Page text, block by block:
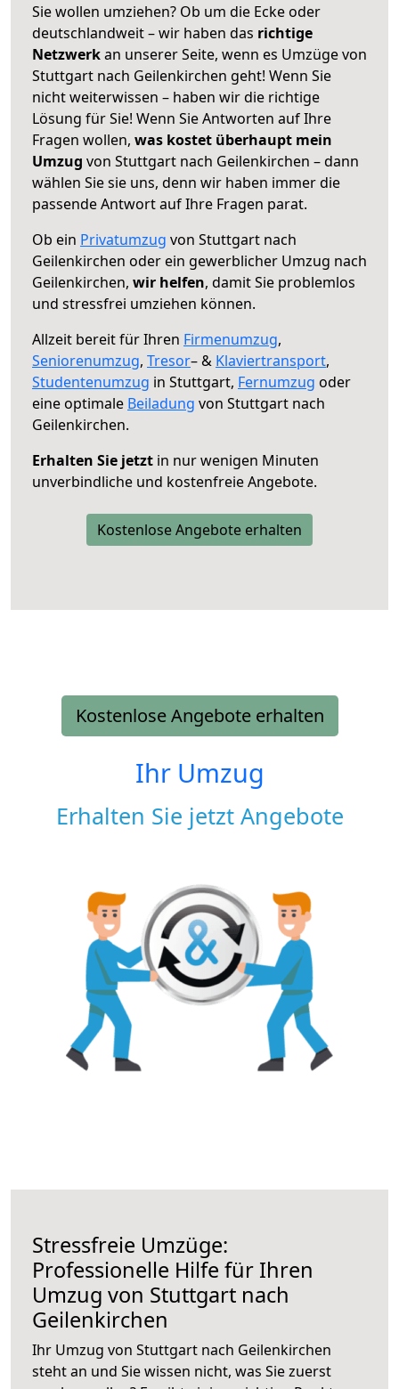
Sie wollen umziehen? Ob um die Ecke oder
deutschlandweit – wir haben das richtige
Netzwerkan unserer Seite, wenn es Umzüge von
Stuttgart nach Geilenkirchen geht! Wenn Sie
nicht weiterwissen – haben wir die richtige
Lösung für Sie! Wenn Sie Antworten auf Ihre
Fragen wollen, was kostet überhaupt mein
Umzug von Stuttgart nach Geilenkirchen – dann
wählen Sie sie uns, denn wir haben immer die
passende Antwort auf Ihre Fragen parat.
Ob ein Privatumzug von Stuttgart nach
Geilenkirchen oder ein gewerblicher Umzug nach
Geilenkirchen, wir helfen, damit Sie problemlos
und stressfrei umziehen können.
Allzeit bereit für Ihren Firmenumzug,
Seniorenumzug, Tresor– & Klaviertransport,
Studentenumzug in Stuttgart, Fernumzug oder
eine optimale Beiladung von Stuttgart nach
Geilenkirchen.
Erhalten Sie jetzt in nur wenigen Minuten
unverbindliche und kostenfreie Angebote.
Kostenlose Angebote erhalten
Kostenlose Angebote erhalten
Ihr Umzug
Erhalten Sie jetzt Angebote
Stressfreie Umzüge:
Professionelle Hilfe für Ihren
Umzug von Stuttgart nach
Geilenkirchen
Ihr Umzug von Stuttgart nach Geilenkirchen
steht an und Sie wissen nicht, was Sie zuerst